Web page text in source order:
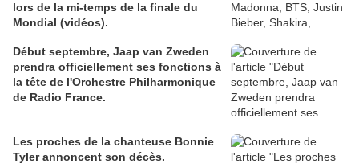
lors de la mi-temps de la finale du
Mondial (vidéos).
Début septembre, Jaap van Zweden
prendra officiellement ses fonctions à
la tête de l'Orchestre Philharmonique
de Radio France.
Les proches de la chanteuse Bonnie
Tyler annoncent son décès.